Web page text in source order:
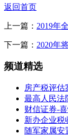
返回首页
上一篇： 2019年
下一篇： 2020年
频道精选
房产税评估
最高人民法
财信证券-
新办企业税
随军家属安